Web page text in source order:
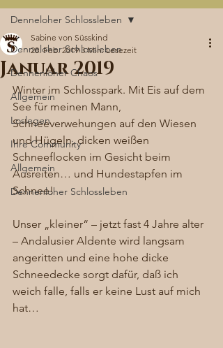
Denneloher Schlossleben
Dennenloher Chaos
Allgemein
Loslegen
Ihre Community
Allgemein
Dennenloher Schlossleben
Denneloher Schlossleben
Januar 2019
Sabine von Süsskind
28. Feb. 2019 3 Min. Lesezeit
Winter im Schlosspark. Mit Eis auf dem
See für meinen Mann,
Schneeverwehungen auf den Wiesen
und Hügeln, dicken weißen
Schneeflocken im Gesicht beim
Ausreiten… und Hundestapfen im
Schnee!
Unser „kleiner“ – jetzt fast 4 Jahre alter
– Andalusier Aldente wird langsam
angeritten und eine hohe dicke
Schneedecke sorgt dafür, daß ich
weich falle, falls er keine Lust auf mich
hat…